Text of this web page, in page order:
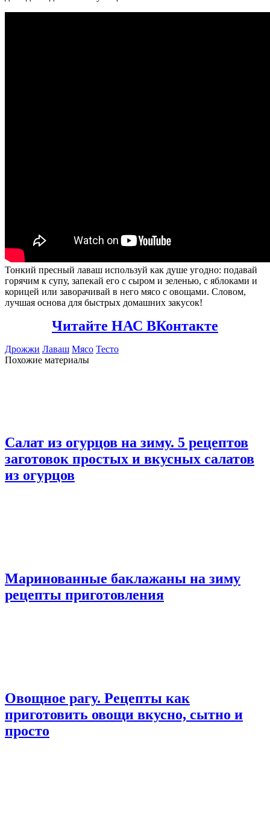
Тонкий пресный лаваш используй как душе угодно: подавай
горячим к супу, запекай его с сыром и зеленью, с яблоками и
корицей или заворачивай в него мясо с овощами. Словом,
лучшая основа для быстрых домашних закусок!
Читайте НАС ВКонтакте
Дрожжи Лаваш Мясо Тесто
Похожие материалы
Салат из огурцов на зиму. 5 рецептов
заготовок простых и вкусных салатов
из огурцов
Маринованные баклажаны на зиму
рецепты приготовления
Овощное рагу. Рецепты как
приготовить овощи вкусно, сытно и
просто